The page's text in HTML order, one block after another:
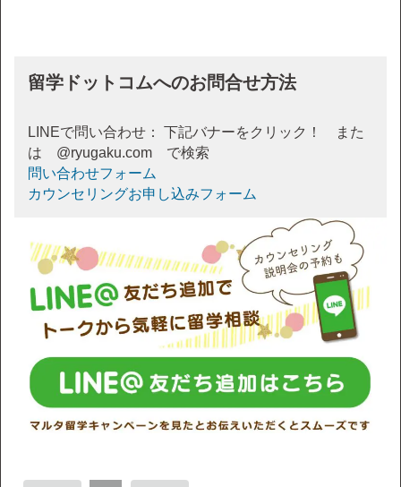
留学ドットコムへのお問合せ方法
LINEで問い合わせ： 下記バナーをクリック！ また
は @ryugaku.com で検索
問い合わせフォーム
カウンセリングお申し込みフォーム